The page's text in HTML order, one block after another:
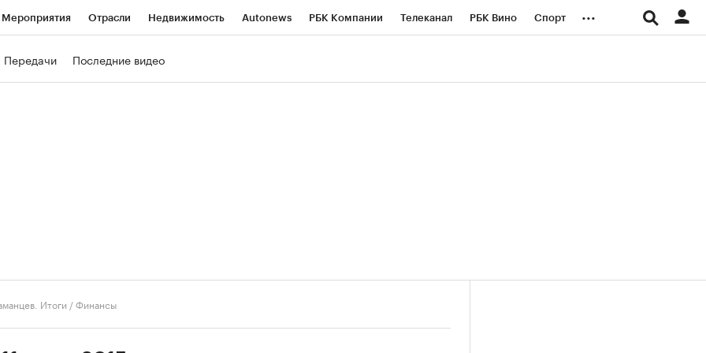
Мероприятия Отрасли Недвижимость Autonews РБК Компании Телеканал РБК Вино Спорт ...
Передачи Последние видео
Итоги /Финансы